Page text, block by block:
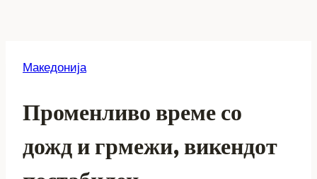
Македонија
Променливо време со
дожд и грмежи, викендот